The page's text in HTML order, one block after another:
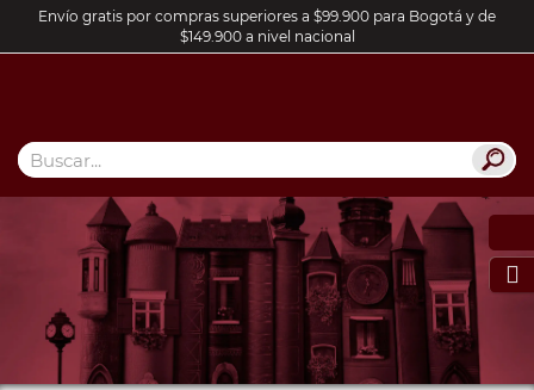
Envío gratis por compras superiores a $99.900 para Bogotá y de
$149.900 a nivel nacional
